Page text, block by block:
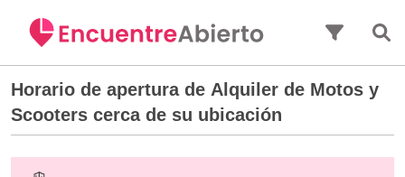
Horario de apertura de Alquiler de Motos y
Scooters cerca de su ubicación